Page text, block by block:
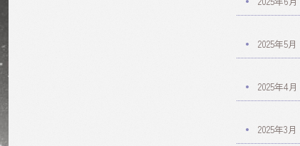
2025年5月
2025年4月
2025年3月